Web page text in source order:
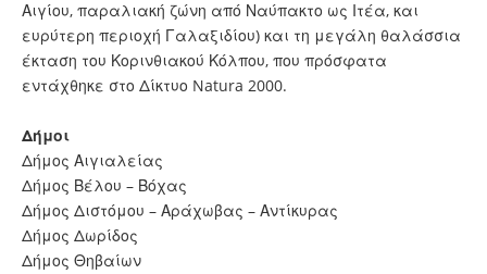
Αιγίου, παραλιακή ζώνη από Ναύπακτο ως Ιτέα, και
ευρύτερη περιοχή Γαλαξιδίου) και τη μεγάλη θαλάσσια
έκταση του Κορινθιακού Κόλπου, που πρόσφατα
εντάχθηκε στο Δίκτυο Natura 2000.
Δήμοι
Δήμος Αιγιαλείας
Δήμος Βέλου – Βόχας
Δήμος Διστόμου – Αράχωβας – Αντίκυρας
Δήμος Δωρίδος
Δήμος Θηβαίων